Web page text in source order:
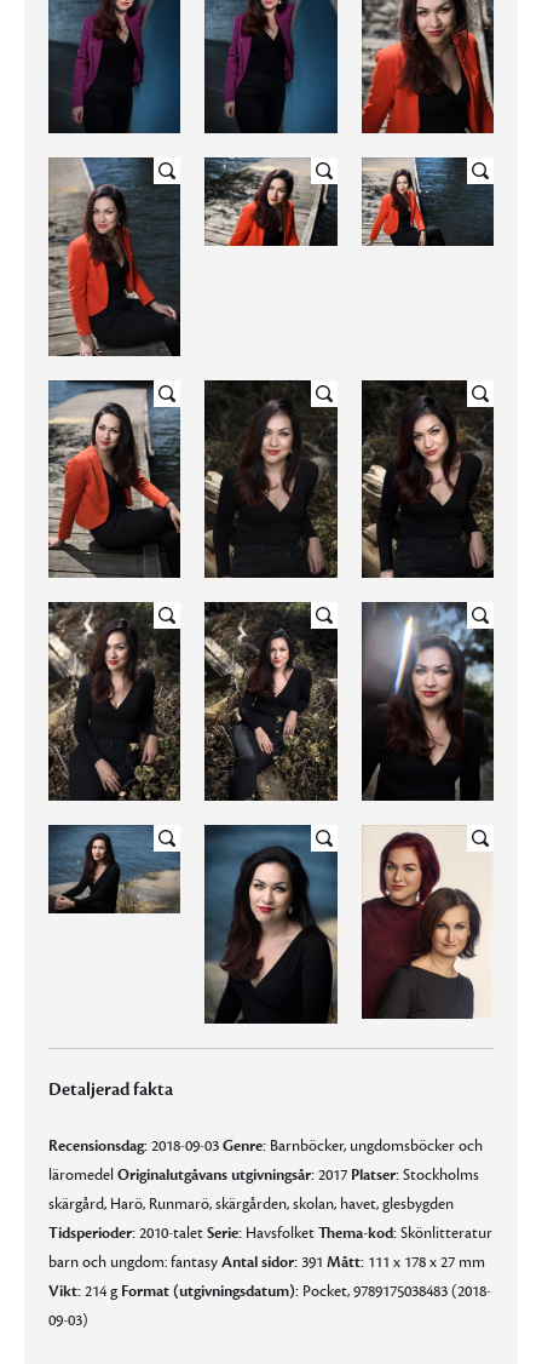
Detaljerad fakta
Recensionsdag:2018-09-03Genre: Barnböcker, ungdomsböcker och
läromedelOriginalutgåvans utgivningsår:2017 Platser:Stockholms
skärgård, Harö, Runmarö, skärgården, skolan, havet, glesbygden
Tidsperioder:2010-taletSerie: HavsfolketThema-kod:Skönlitteratur
barn och ungdom: fantasyAntal sidor:391 Mått: 111 x 178 x 27 mm
Vikt:214 g Format (utgivningsdatum): Pocket, 9789175038483 (2018-
09-03)